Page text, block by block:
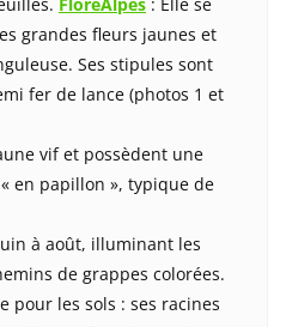
FloreAlpes : Elle se
grandes fleurs jaunes et
Ses stipules sont
fer de lance (photos 1 et
vif et possèdent une
en papillon », typique de
à août, illuminant les
de grappes colorées.
pour les sols : ses racines